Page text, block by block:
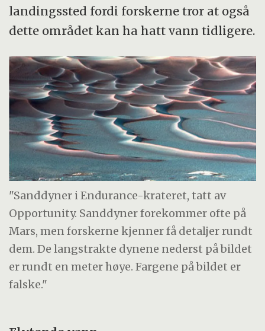
landingssted fordi forskerne tror at også
dette området kan ha hatt vann tidligere.
"Sanddyner i Endurance-krateret, tatt av
Opportunity. Sanddyner forekommer ofte på
Mars, men forskerne kjenner få detaljer rundt
dem. De langstrakte dynene nederst på bildet
er rundt en meter høye. Fargene på bildet er
falske."